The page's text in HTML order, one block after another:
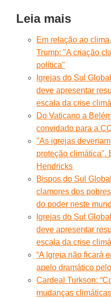
Leia mais
Em relação ao
Trump: "A criação
política"
Igrejas do Sul
deve apresentar
escala da crise
Do Vaticano a
convidado para a
"As igrejas
proteção climática".
Hendricks
Bispos do Sul
clamores dos
do poder neste
Igrejas do Sul
deve apresentar
escala da crise
“A Igreja não ficará
apelo dramático
Cardeal Turkson:
mudanças